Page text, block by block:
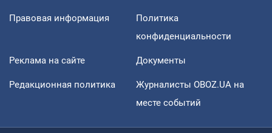
Правовая информация
Политика
конфиденциальности
Реклама на сайте Документы
Редакционная политика
Журналисты OBOZ.UA на
месте событий